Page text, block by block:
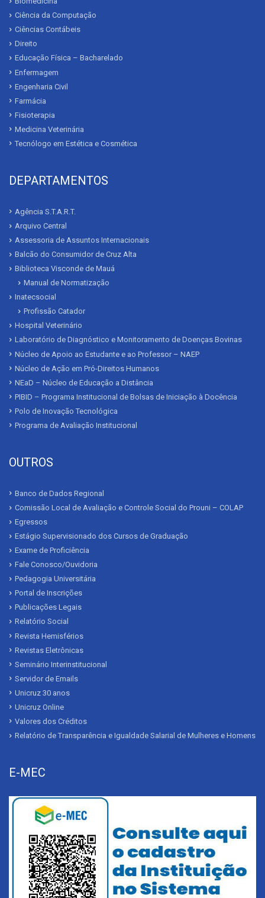
Ciência da Computação
Ciências Contábeis
Direito
Educação Física – Bacharelado
Enfermagem
Engenharia Civil
Farmácia
Fisioterapia
Medicina Veterinária
Tecnólogo em Estética e Cosmética
DEPARTAMENTOS
Agência S.T.A.R.T.
Arquivo Central
Assessoria de Assuntos Internacionais
Balcão do Consumidor de Cruz Alta
Biblioteca Visconde de Mauá
Manual de Normatização
Inatecsocial
Profissão Catador
Hospital Veterinário
Laboratório de Diagnóstico e Monitoramento de Doenças Bovinas
Núcleo de Apoio ao Estudante e ao Professor – NAEP
Núcleo de Ação em Pró-Direitos Humanos
NEaD – Núcleo de Educação a Distância
PIBID – Programa Institucional de Bolsas de Iniciação à Docência
Polo de Inovação Tecnológica
Programa de Avaliação Institucional
OUTROS
Banco de Dados Regional
Comissão Local de Avaliação e Controle Social do Prouni – COLAP
Egressos
Estágio Supervisionado dos Cursos de Graduação
Exame de Proficiência
Fale Conosco/Ouvidoria
Pedagogia Universitária
Portal de Inscrições
Publicações Legais
Relatório Social
Revista Hemisférios
Revistas Eletrônicas
Seminário Interinstitucional
Servidor de Emails
Unicruz 30 anos
Unicruz Online
Valores dos Créditos
Relatório de Transparência e Igualdade Salarial de Mulheres e Homens
E-MEC